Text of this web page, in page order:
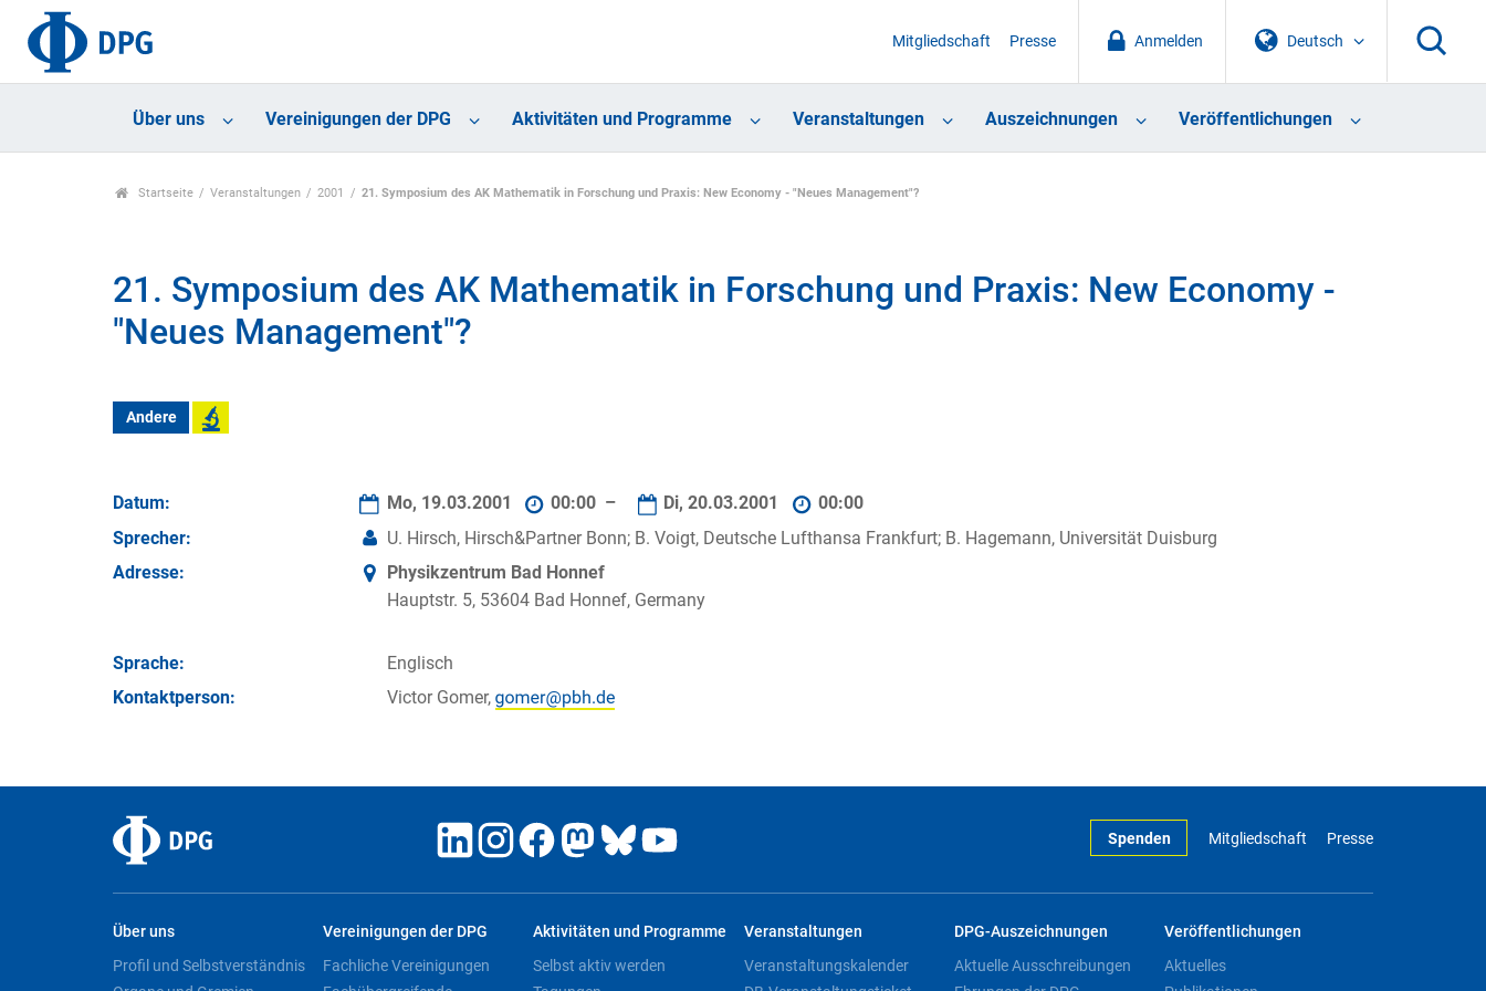
Deutsch
Anmelden
Mitgliedschaft Presse
Über uns Vereinigungen der DPG Aktivitäten und Programme Veranstaltungen Auszeichnungen Veröffentlichungen
Startseite Veranstaltungen 2001 21. Symposium des AK Mathematik in Forschung und Praxis: New Economy - "Neues Management"?
21. Symposium des AK Mathematik in Forschung und Praxis: New Economy -
"Neues Management"?
Andere
Datum: Mo, 19.03.2001 00:00 – Di, 20.03.2001
00:00
Sprecher:
U. Hirsch, Hirsch&Partner Bonn; B. Voigt, Deutsche Lufthansa Frankfurt; B. Hagemann, Universität Duisburg
Adresse:
Physikzentrum Bad Honnef
Hauptstr. 5, 53604 Bad Honnef, Germany
Sprache:
Englisch
Kontakt­person:
Victor Gomer,
Spenden Mitgliedschaft Presse
Über uns
Profil und Selbstverständnis
Vereinigungen der DPG
Fachliche Vereinigungen
Aktivitäten und Programme
Selbst aktiv werden
Veranstaltungen
Veranstaltungskalender
DPG-Auszeichnungen
Aktuelle Ausschreibungen
Veröffentlichungen
Aktuelles